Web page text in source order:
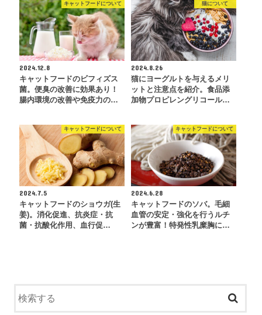
キャットフードについて
2024.12.8
キャットフードのビフィズス
菌。便臭の改善に効果あり！
腸内環境の改善や免疫力の…
猫について
2024.8.26
猫にヨーグルトを与えるメリ
ットと注意点を紹介。食品添
加物プロピレングリコール…
キャットフードについて
2024.7.5
キャットフードのショウガ(生
姜)。消化促進、抗炎症・抗
菌・抗酸化作用、血行促…
キャットフードについて
2024.6.28
キャットフードのソバ。毛細
血管の安定・強化を行うルチ
ンが豊富！特発性乳糜胸に…